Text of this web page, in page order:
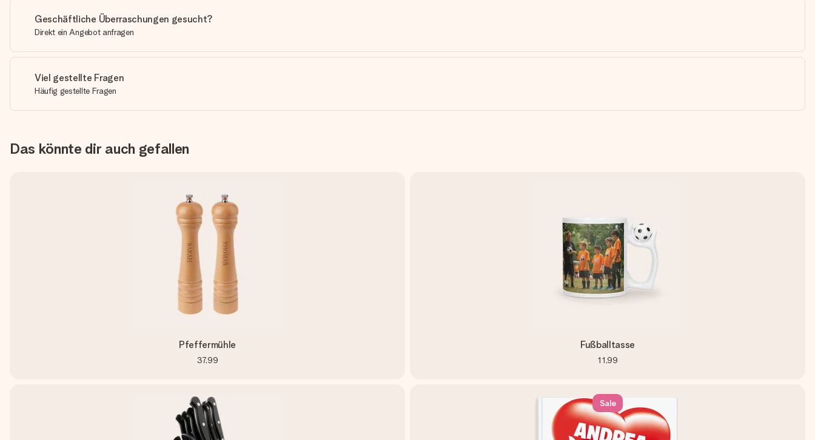
Geschäftliche Überraschungen gesucht?
Direkt ein Angebot anfragen
Viel gestellte Fragen
Häufig gestellte Fragen
Das könnte dir auch gefallen
Pfeffermühle
37,99
Fußballtasse
11,99
Sale